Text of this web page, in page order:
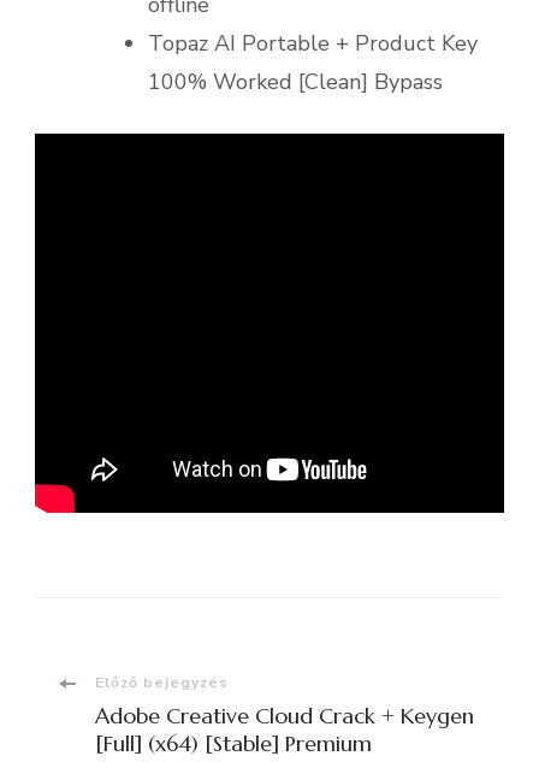
Topaz AI Portable + Product Key
100% Worked [Clean] Bypass
Bejegyzések
Előző bejegyzés
Adobe Creative Cloud Crack + Keygen
[Full] (x64) [Stable] Premium